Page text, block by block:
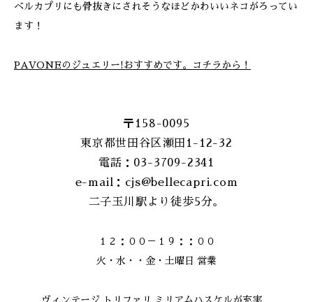
ベルカプリにも骨抜きにされそうなほどかわいいネコがろってい
ます！
PAVONEのジュエリー!おすすめです。コチラから！
〒158-0095
東京都世田谷区瀬田1-12-32
電話：03-3709-2341
e-mail：cjs@bellecapri.com
二子玉川駅より徒歩5分。
１２：００－１９：：００
火・水・・金・土曜日 営業
ヴィンテージ トリファリ ミリアムハスケルが充実